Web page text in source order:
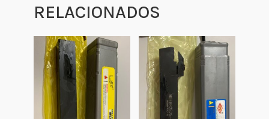
RELACIONADOS